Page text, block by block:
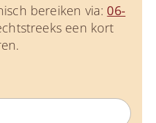
bereiken via: 06-
een kort